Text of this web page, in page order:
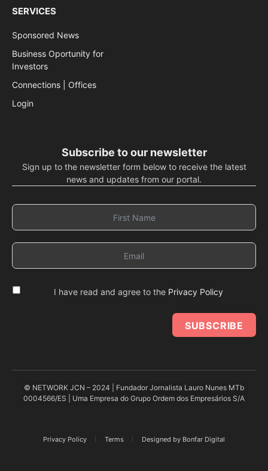
SERVICES
Sponsored News
Business Oportunity for
Investors
Connections | Offices
Login
Subscribe to our newsletter
Sign up to the newsletter form below to receive the latest
news and updates from our portal.
I have read and agree to the Privacy Policy
SUBSCRIBE
© NETWORK JCN – 2024 | Fundador Jornalista Lauro Nunes MTb
0004566/ES | Uma Empresa do Grupo Ordem dos Empresários S/A
Privacy Policy Terms Designed by Bonfar Digital